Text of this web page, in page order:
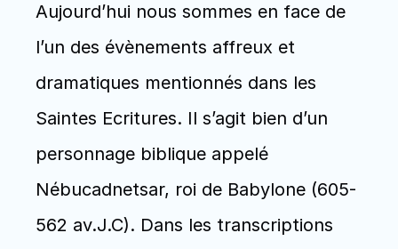
Aujourd’hui nous sommes en face de
l’un des évènements affreux et
dramatiques mentionnés dans les
Saintes Ecritures. Il s’agit bien d’un
personnage biblique appelé
Nébucadnetsar, roi de Babylone (605-
562 av.J.C). Dans les transcriptions